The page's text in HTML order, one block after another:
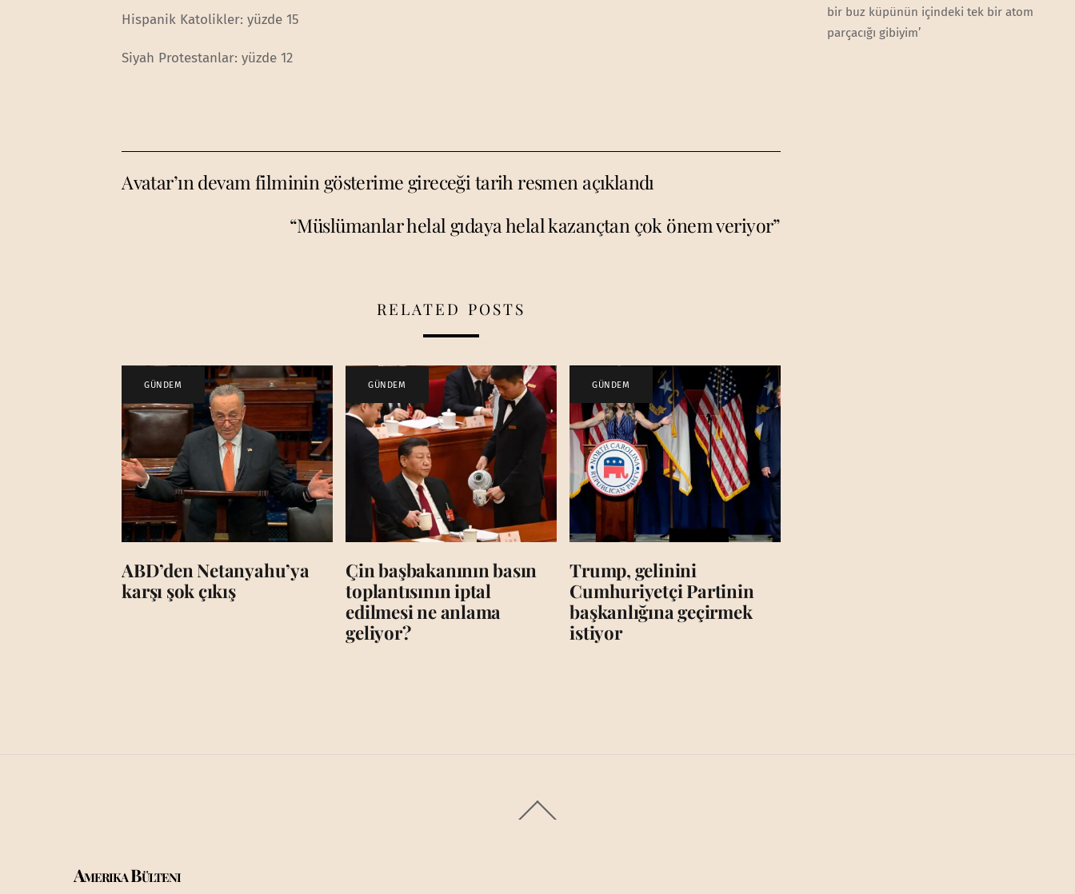
Hispanik Katolikler: yüzde 15
Siyah Protestanlar: yüzde 12
Avatar’ın devam filminin gösterime gireceği tarih resmen açıklandı
“Müslümanlar helal gıdaya helal kazançtan çok önem veriyor”
RELATED POSTS
GÜNDEM
ABD’den Netanyahu’ya
karşı şok çıkış
GÜNDEM
Çin başbakanının basın
toplantısının iptal
edilmesi ne anlama
geliyor?
GÜNDEM
Trump, gelinini
Cumhuriyetçi Partinin
başkanlığına geçirmek
istiyor
bir buz küpünün içindeki tek bir atom
parçacığı gibiyim’
To
Amerika Bülteni